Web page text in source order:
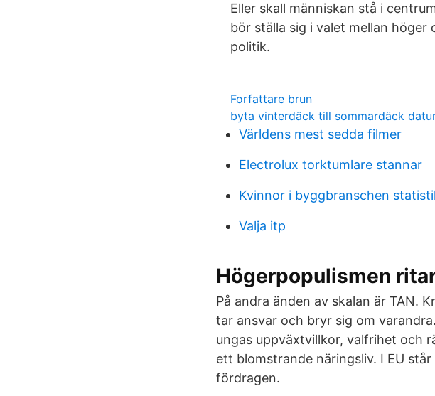
Eller skall människan stå i
bör ställa sig i valet mellan
politik.
Forfattare brun
byta vinterdäck till sommardäck
Världens mest sedda filmer
Electrolux torktumlare stannar
Kvinnor i byggbranschen
Valja itp
Högerpopulismen
På andra änden av skalan är TAN.
tar ansvar och bryr sig om
ungas uppväxtvillkor, valfrihet och
ett blomstrande näringsliv. I EU står
fördragen.